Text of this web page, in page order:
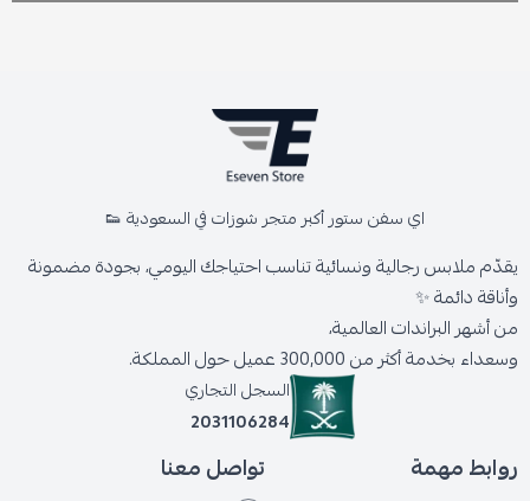
اي سفن ستور أكبر متجر شوزات في السعودية 👟
يقدّم ملابس رجالية ونسائية تناسب احتياجك اليومي، بجودة مضمونة
وأناقة دائمة ✨
من أشهر البراندات العالمية،
وسعداء بخدمة أكثر من 300,000 عميل حول المملكة.
السجل التجاري
2031106284
روابط مهمة تواصل معنا